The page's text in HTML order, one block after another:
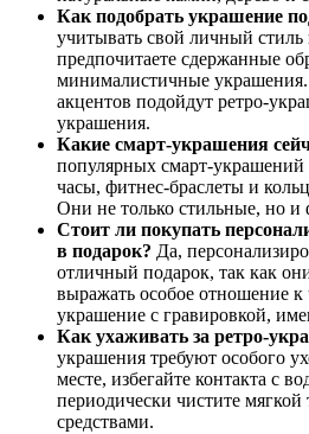
Как подобрать украшение
учитывать свой личный
предпочитаете сдержанные
минималистичные
акцентов подойдут ретро-
украшения.
Какие смарт-украшения
популярных смарт-
часы, фитнес-браслеты и
Они не только стильные, но
Стоит ли покупать
в подарок? Да,
отличный подарок, так как
выражать особое отношение к
украшение с гравировкой,
Как ухаживать за ретро-
украшения требуют особого
месте, избегайте контакта с
периодически чистите
средствами.